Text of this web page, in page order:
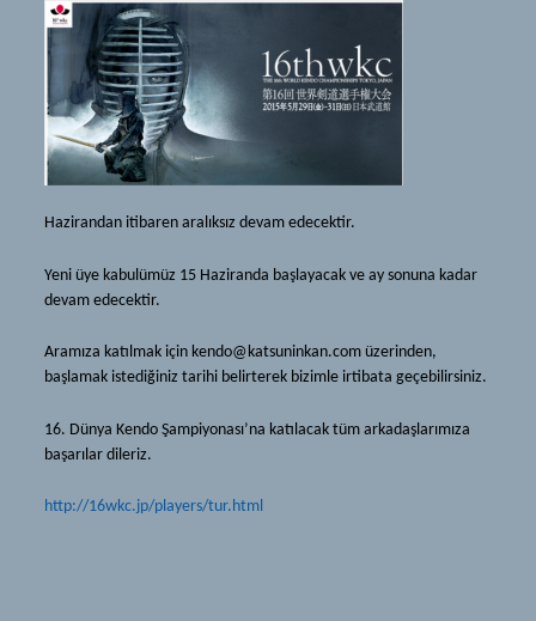
(Türkçe) Ekipmanlar
(Türkçe) Terimler
(Türkçe) Iaido ve Jodo
道場
活人館
紋
(Türkçe) Hakkımızda
ニュース
ソース
(Türkçe) Dökümanlar
(Türkçe) Bağlantılar
(Türkçe) Tavsiyeler
ギャラリー
ホーム
剣道
剣道
(Türkçe) Tarihçe
(Türkçe) Ekipmanlar
(Türkçe) Terimler
(Türkçe) Iaido ve Jodo
活人館
(Türkçe) Hakkımızda
ソース
Hazirandan itibaren aralıksız devam edecektir.
Yeni üye kabulümüz 15 Haziranda başlayacak ve ay sonuna kadar
devam edecektir.
Aramıza katılmak için kendo@katsuninkan.com üzerinden,
başlamak istediğiniz tarihi belirterek bizimle irtibata geçebilirsiniz.
16. Dünya Kendo Şampiyonası’na katılacak tüm arkadaşlarımıza
başarılar dileriz.
http://16wkc.jp/players/tur.html